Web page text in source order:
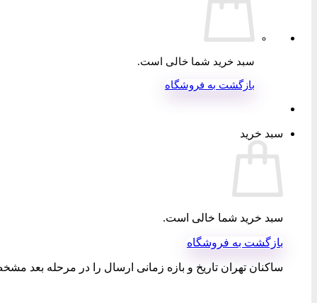
سبد خرید شما خالی است.
بازگشت به فروشگاه
سبد خرید
سبد خرید شما خالی است.
بازگشت به فروشگاه
ساکنان تهران تاریخ و بازه زمانی ارسال را در مرحله بعد